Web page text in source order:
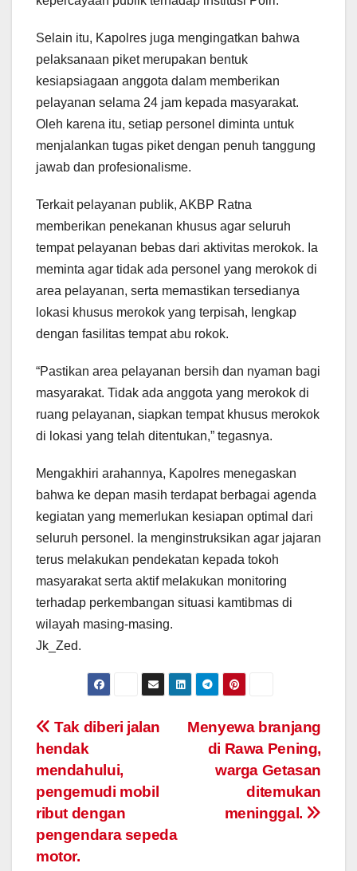
Selain itu, Kapolres juga mengingatkan bahwa
pelaksanaan piket merupakan bentuk
kesiapsiagaan anggota dalam memberikan
pelayanan selama 24 jam kepada masyarakat.
Oleh karena itu, setiap personel diminta untuk
menjalankan tugas piket dengan penuh tanggung
jawab dan profesionalisme.
Terkait pelayanan publik, AKBP Ratna
memberikan penekanan khusus agar seluruh
tempat pelayanan bebas dari aktivitas merokok. Ia
meminta agar tidak ada personel yang merokok di
area pelayanan, serta memastikan tersedianya
lokasi khusus merokok yang terpisah, lengkap
dengan fasilitas tempat abu rokok.
“Pastikan area pelayanan bersih dan nyaman bagi
masyarakat. Tidak ada anggota yang merokok di
ruang pelayanan, siapkan tempat khusus merokok
di lokasi yang telah ditentukan,” tegasnya.
Mengakhiri arahannya, Kapolres menegaskan
bahwa ke depan masih terdapat berbagai agenda
kegiatan yang memerlukan kesiapan optimal dari
seluruh personel. Ia menginstruksikan agar jajaran
terus melakukan pendekatan kepada tokoh
masyarakat serta aktif melakukan monitoring
terhadap perkembangan situasi kamtibmas di
wilayah masing-masing.
Jk_Zed.
Post
navigation
Menyewa branjang
di Rawa Pening,
warga Getasan
ditemukan
meninggal.
Tak diberi jalan
hendak
mendahului,
pengemudi mobil
ribut dengan
pengendara sepeda
motor.